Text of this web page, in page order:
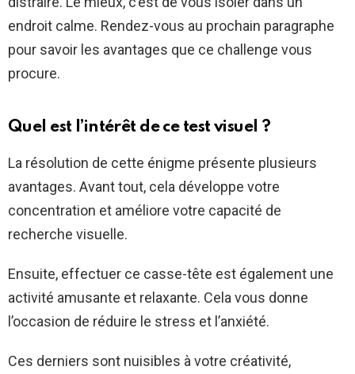
endroit calme. Rendez-vous au prochain paragraphe
pour savoir les avantages que ce challenge vous
procure.
Quel est l’intérêt de ce test visuel ?
La résolution de cette énigme présente plusieurs
avantages. Avant tout, cela développe votre
concentration et améliore votre capacité de
recherche visuelle.
Ensuite, effectuer ce casse-tête est également une
activité amusante et relaxante. Cela vous donne
l’occasion de réduire le stress et l’anxiété.
Ces derniers sont nuisibles à votre créativité,